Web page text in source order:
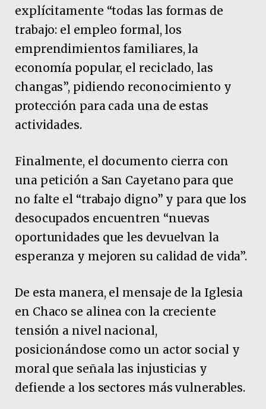
explícitamente “todas las formas de
trabajo: el empleo formal, los
emprendimientos familiares, la
economía popular, el reciclado, las
changas”, pidiendo reconocimiento y
protección para cada una de estas
actividades.
Finalmente, el documento cierra con
una petición a San Cayetano para que
no falte el “trabajo digno” y para que los
desocupados encuentren “nuevas
oportunidades que les devuelvan la
esperanza y mejoren su calidad de vida”.
De esta manera, el mensaje de la Iglesia
en Chaco se alinea con la creciente
tensión a nivel nacional,
posicionándose como un actor social y
moral que señala las injusticias y
defiende a los sectores más vulnerables.